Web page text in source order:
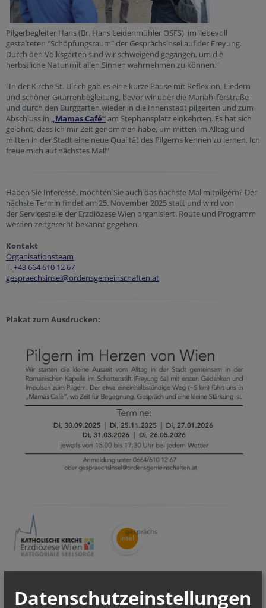
Pilgerbegleiter Hans (Br. Hans Leidenmühler OSFS) im liebevoll
gestalteten "Schöpfungsraum" der Gesprächsinsel auf der Freyung.
Durch den Volksgarten sind wir schweigend gegangen, um die
herbstliche Natur mit allen Sinnen wahrnehmen zu können."
"In der Kirche St. Ulrich gab es eine kurze Pause mit Reflexion, Liedern
und schöner Gitarrenbegleitung, bevor wir über die Mariahilferstraße
und durch den Burggarten wieder in die Innenstadt pilgerten und zum
Abschluss in „Mamas Café“am Stephansplatz einkehrten. Es hat sich
gelohnt, dass ich mir Zeit genommen habe, um mitten im Alltag und
mitten in der Stadt eine neue Qualität des Pilgerns kennen zu lernen. Ich
freue mich auf nächstes Mal!“
Haben Sie Interesse, möchten Sie auch das nächste Mal mitpilgern? Der
nächste Termin findet am 25. November 2025 statt und wird von
der Servicestelle der Erzdiözese Wien organisiert. Route und Programm
werden zeitgerecht bekannt gegeben.
Kontakt
Organisationsteam
T.+43 664 610 1267
gespraechsinsel@ordensgemeinschaften.at
Plakat zum Ausdrucken:
Datenschutzeinstellungen